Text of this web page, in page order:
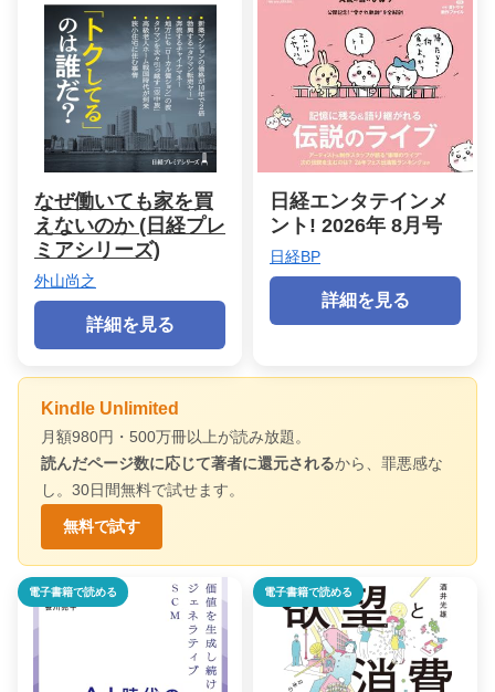
なぜ働いても家を買
えないのか (日経プレ
ミアシリーズ)
外山尚之
詳細を見る
日経エンタテインメ
ント! 2026年 8月号
日経BP
詳細を見る
Kindle Unlimited
月額980円・500万冊以上が読み放題。
読んだページ数に応じて著者に還元されるから、罪悪感な
し。30日間無料で試せます。
無料で試す
電子書籍で読める 電子書籍で読める